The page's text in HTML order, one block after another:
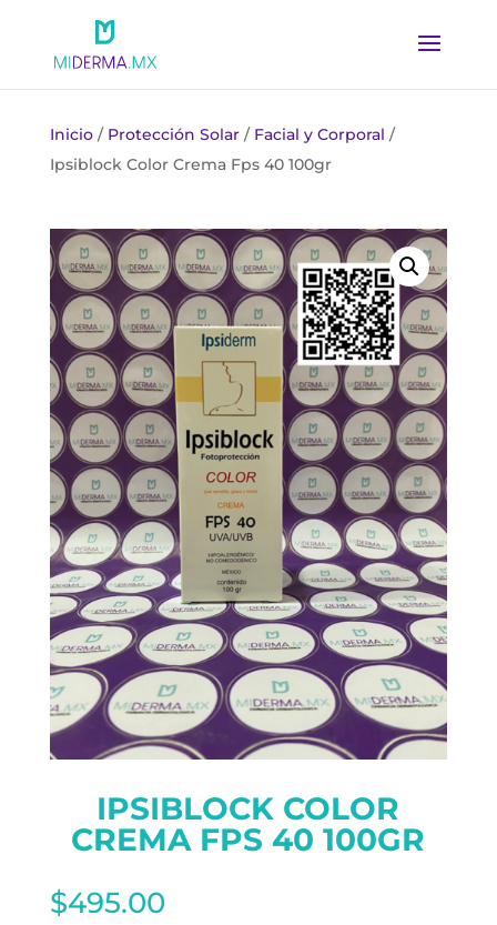
Inicio/ Protección Solar/ Facial y Corporal /
Ipsiblock Color Crema Fps 40 100gr
IPSIBLOCK COLOR
CREMA FPS 40 100GR
$495.00